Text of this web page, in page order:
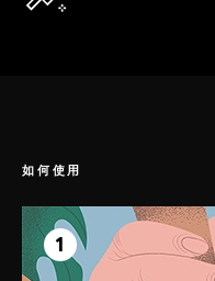
如何使用
1
第 1 步
準備方式